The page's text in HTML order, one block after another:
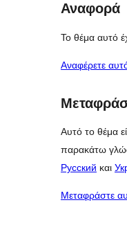
Αναφορά
Το θέμα αυτό
Αναφέρετε
Αυτό το θέμα
παρακάτω
Русский και
Μεταφράστε